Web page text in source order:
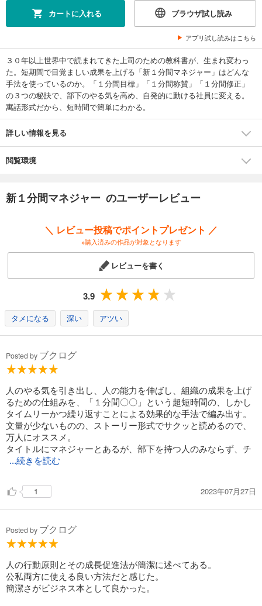
カートに入れる ブラウザ試し読み
アプリ試し読みはこちら
３０年以上世界中で読まれてきた上司のための教科書が、生まれ変わっ
た。短期間で目覚ましい成果を上げる「新１分間マネジャー」はどんな
手法を使っているのか。「１分間目標」「１分間称賛」「１分間修正」
の３つの秘訣で、部下のやる気を高め、自発的に動ける社員に変える。
寓話形式だから、短時間で簡単にわかる。
詳しい情報を見る
閲覧環境
新１分間マネジャー のユーザーレビュー
＼ レビュー投稿でポイントプレゼント ／
※購入済みの作品が対象となります
レビューを書く
3.9
タメになる 深い アツい
Posted by ブクログ
人のやる気を引き出し、人の能力を伸ばし、組織の成果を上げ
るための仕組みを、「１分間〇〇」という超短時間の、しかし
タイムリーかつ繰り返すことによる効果的な手法で編み出す。
文量が少ないものの、ストーリー形式でサクッと読めるので、
万人にオススメ。
タイトルにマネジャーとあるが、部下を持つ人のみならず、チ
...続きを読む
1 2023年07月27日
Posted by ブクログ
人の行動原則とその成長促進法が簡潔に述べてある。
公私両方に使える良い方法だと感じた。
簡潔さがビジネス本として良かった。